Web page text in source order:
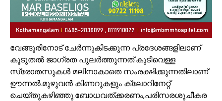
വേങ്ങൂരിനോട് ചേര്‍ന്നുകിടക്കുന്ന പ്രദേശങ്ങളിലാണ്
കൂടുതല്‍ ജാഗ്രത പുലര്‍ത്തുന്നത്.കുടിവെള്ള
സ്രോതസുകള്‍ മലിനാകാതെ സംരക്ഷിക്കുന്നതിലാണ്
ഊന്നല്‍.മുഴുവന്‍ കിണറുകളും ക്ലോറിനേറ്റ്
ചെയ്തുകഴിഞ്ഞു.ബോധവത്ക്കരണം,പരിസരശുചീകര